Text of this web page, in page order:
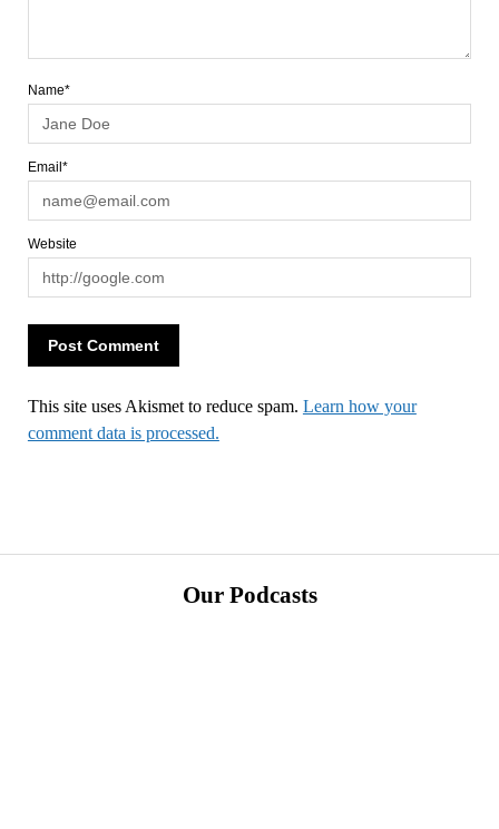
Name*
Email*
Website
This site uses Akismet to reduce spam. Learn how your
comment data is processed.
Our Podcasts